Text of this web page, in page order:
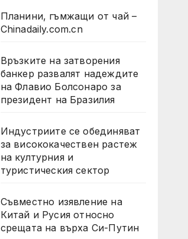
Планини, гъмжащи от чай –
Chinadaily.com.cn
Връзките на затворения
банкер развалят надеждите
на Флавио Болсонаро за
президент на Бразилия
Индустриите се обединяват
за висококачествен растеж
на културния и
туристическия сектор
Съвместно изявление на
Китай и Русия относно
срещата на върха Си-Путин